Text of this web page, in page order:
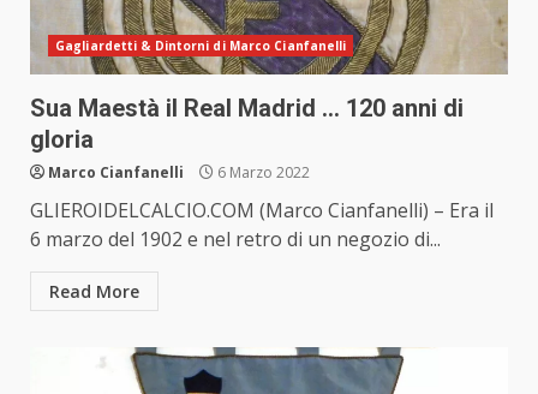
Gagliardetti & Dintorni di Marco Cianfanelli
Sua Maestà il Real Madrid … 120 anni di
gloria
Marco Cianfanelli 6 Marzo 2022
GLIEROIDELCALCIO.COM (Marco Cianfanelli) – Era il
6 marzo del 1902 e nel retro di un negozio di...
Read More